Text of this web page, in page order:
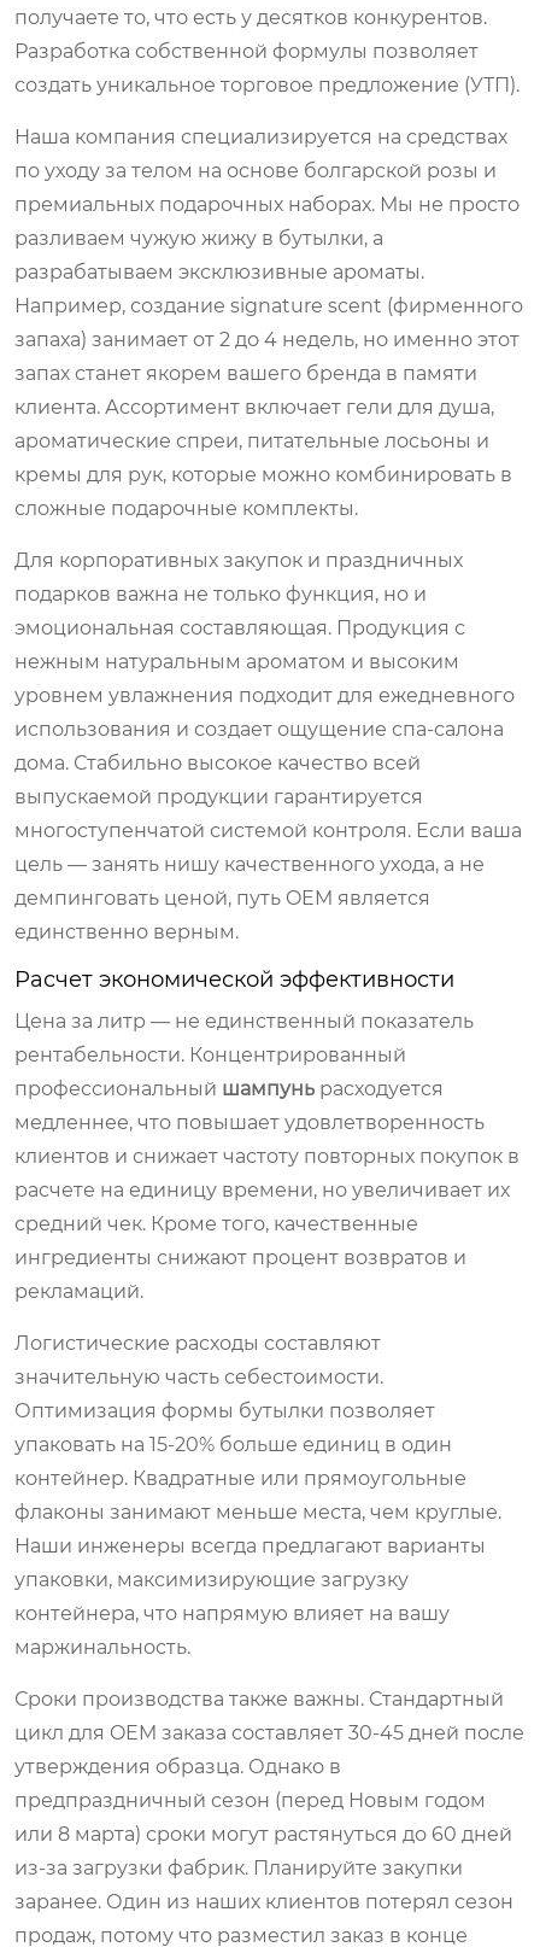
получаете то, что есть у десятков конкурентов.
Разработка собственной формулы позволяет
создать уникальное торговое предложение (УТП).
Наша компания специализируется на средствах
по уходу за телом на основе болгарской розы и
премиальных подарочных наборах. Мы не просто
разливаем чужую жижу в бутылки, а
разрабатываем эксклюзивные ароматы.
Например, создание signature scent (фирменного
запаха) занимает от 2 до 4 недель, но именно этот
запах станет якорем вашего бренда в памяти
клиента. Ассортимент включает гели для душа,
ароматические спреи, питательные лосьоны и
кремы для рук, которые можно комбинировать в
сложные подарочные комплекты.
Для корпоративных закупок и праздничных
подарков важна не только функция, но и
эмоциональная составляющая. Продукция с
нежным натуральным ароматом и высоким
уровнем увлажнения подходит для ежедневного
использования и создает ощущение спа-салона
дома. Стабильно высокое качество всей
выпускаемой продукции гарантируется
многоступенчатой системой контроля. Если ваша
цель — занять нишу качественного ухода, а не
демпинговать ценой, путь OEM является
единственно верным.
Расчет экономической эффективности
Цена за литр — не единственный показатель
рентабельности. Концентрированный
профессиональный шампунь расходуется
медленнее, что повышает удовлетворенность
клиентов и снижает частоту повторных покупок в
расчете на единицу времени, но увеличивает их
средний чек. Кроме того, качественные
ингредиенты снижают процент возвратов и
рекламаций.
Логистические расходы составляют
значительную часть себестоимости.
Оптимизация формы бутылки позволяет
упаковать на 15-20% больше единиц в один
контейнер. Квадратные или прямоугольные
флаконы занимают меньше места, чем круглые.
Наши инженеры всегда предлагают варианты
упаковки, максимизирующие загрузку
контейнера, что напрямую влияет на вашу
маржинальность.
Сроки производства также важны. Стандартный
цикл для OEM заказа составляет 30-45 дней после
утверждения образца. Однако в
предпраздничный сезон (перед Новым годом
или 8 марта) сроки могут растянуться до 60 дней
из-за загрузки фабрик. Планируйте закупки
заранее. Один из наших клиентов потерял сезон
продаж, потому что разместил заказ в конце